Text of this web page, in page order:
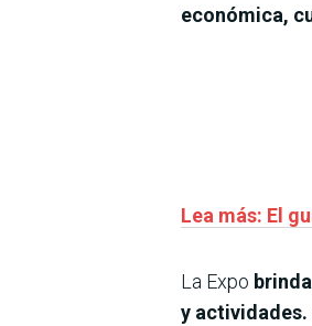
económica,
Lea más: El
La Expo
y actividades.